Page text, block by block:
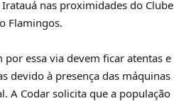
nas proximidades do Clube
Flamingos.
por essa via devem ficar atentas e
devido à presença das máquinas
A Codar solicita que a população